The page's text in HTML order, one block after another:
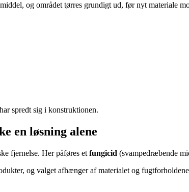
og området tørres grundigt ud, før nyt materiale
spredt sig i konstruktionen.
en løsning alene
fjernelse. Her påføres et fungicid (svampedræbende
og valget afhænger af materialet og